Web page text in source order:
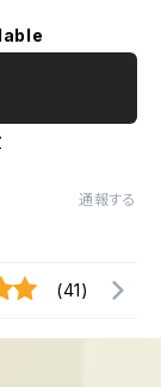
通報する
(41)